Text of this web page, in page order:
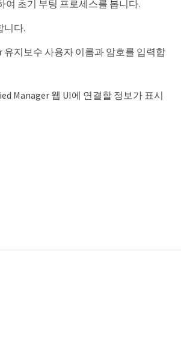
여 초기 부팅 프로세스를 봅니다.
니다.
유지보수 사용자 이름과 암호를 입력합
Manager 웹 UI에 연결할 정보가 표시